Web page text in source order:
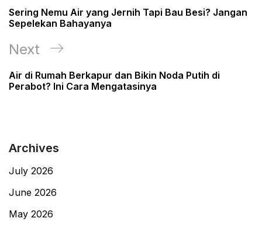
Post
Sering Nemu Air yang Jernih Tapi Bau Besi? Jangan
Sepelekan Bahayanya
Next
Post
Next
Air di Rumah Berkapur dan Bikin Noda Putih di
Perabot? Ini Cara Mengatasinya
Archives
July 2026
June 2026
May 2026